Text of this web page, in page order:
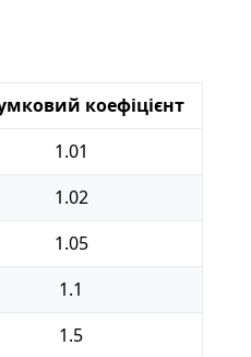
коефіцієнт
1.01
1.02
1.05
1.1
1.5